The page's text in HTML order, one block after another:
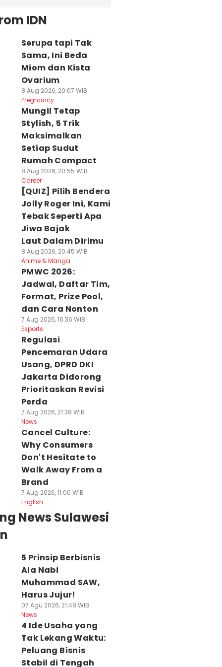
IDN
Serupa tapi Tak
Sama, Ini Beda
Miom dan Kista
Ovarium
8 Aug 2026, 20:07 WIB
Pregnancy
Mungil Tetap
Stylish, 5 Trik
Maksimalkan
Setiap Sudut
Rumah Compact
8 Aug 2026, 20:55 WIB
Career
[QUIZ] Pilih Bendera
Jolly Roger Ini, Kami
Tebak Seperti Apa
Jiwa Bajak
Laut Dalam Dirimu
8 Aug 2026, 20:45 WIB
Anime & Manga
PMWC 2026:
Jadwal, Daftar Tim,
Format, Prize Pool,
dan Cara Nonton
7 Aug 2026, 16:36 WIB
Esports
Regulasi
Pencemaran Udara
Usang, DPRD DKI
Jakarta Didorong
Prioritaskan Revisi
Perda
7 Aug 2026, 21:38 WIB
News
Cancel Culture:
Why Consumers
Don't Hesitate to
Walk Away From a
Brand
7 Aug 2026, 11:00 WIB
English
News Sulawesi
5 Prinsip Berbisnis
Ala Nabi
Muhammad SAW,
Harus Jujur!
07 Agu 2026, 21:48 WIB
News
4 Ide Usaha yang
Tak Lekang Waktu:
Peluang Bisnis
Stabil di Tengah